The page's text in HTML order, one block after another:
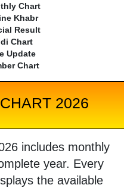
Chart
Khabr
Result
Chart
Update
Chart
2026
includes monthly
year. Every
the available